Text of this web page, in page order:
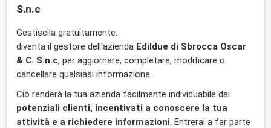
S.n.c
Gestiscila gratuitamente:
diventa il gestore dell'azienda Edildue di Sbrocca Oscar
& C. S.n.c, per aggiornare, completare, modificare o
cancellare qualsiasi informazione.
Ciò renderà la tua azienda facilmente individuabile dai
potenziali clienti, incentivati a conoscere la tua
attività e a richiedere informazioni. Entrerai a far parte